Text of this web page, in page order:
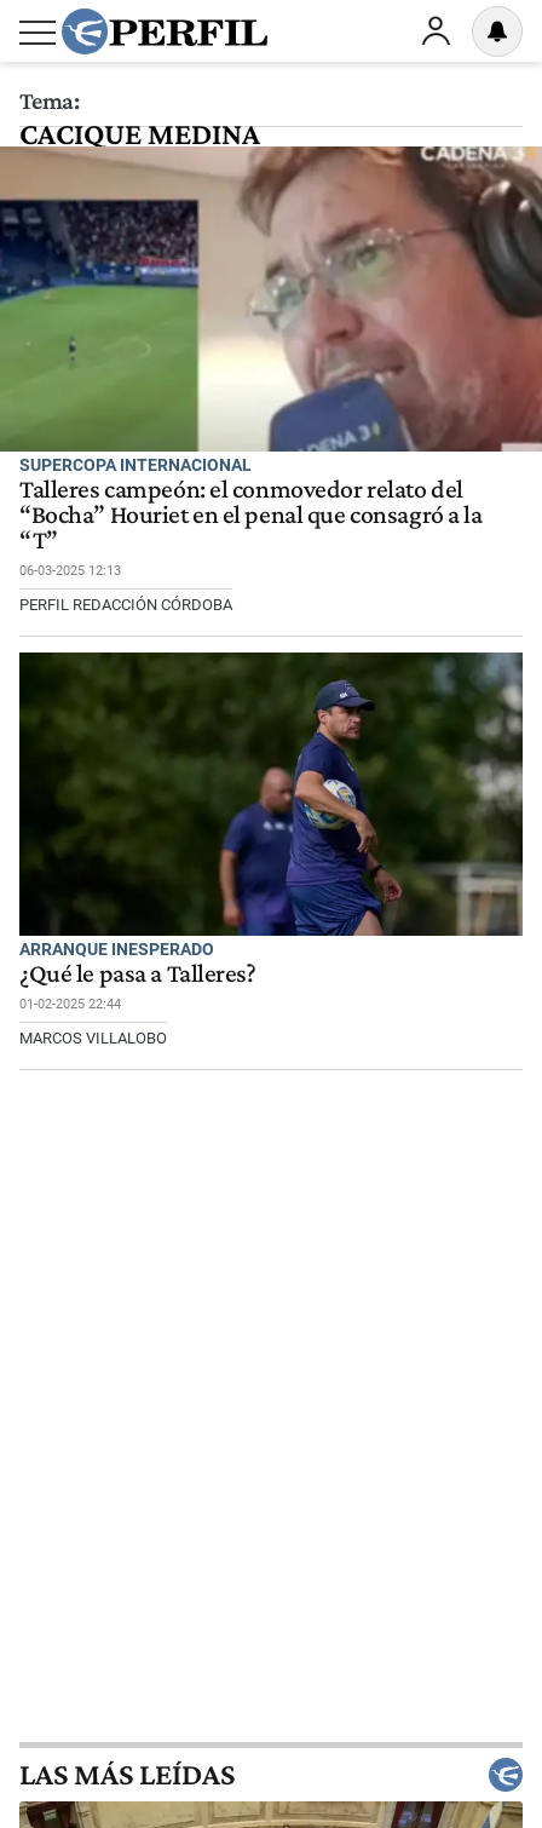
Tema:
CACIQUE MEDINA
SUPERCOPA INTERNACIONAL
Talleres campeón: el conmovedor relato del
“Bocha” Houriet en el penal que consagró a la
“T”
06-03-2025 12:13
PERFIL REDACCIÓN CÓRDOBA
ARRANQUE INESPERADO
¿Qué le pasa a Talleres?
01-02-2025 22:44
MARCOS VILLALOBO
LAS MÁS LEÍDAS